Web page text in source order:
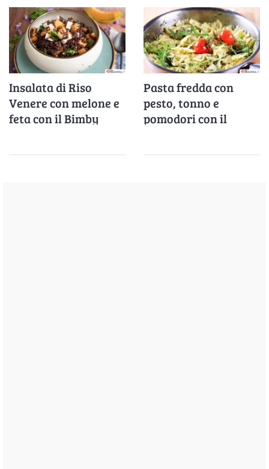
Insalata di Riso
Venere con melone e
feta con il Bimby
Pasta fredda con
pesto, tonno e
pomodori con il